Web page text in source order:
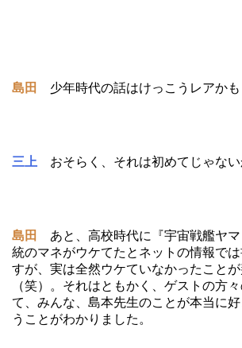
島田 少年時代の話はけっこうレアかも
三上 おそらく、それは初めてじゃない
島田 あと、高校時代に『宇宙戦艦ヤ
統のマネがウケてたとネットの情報で
すが、実は全然ウケていなかったこと
（笑）。それはともかく、ゲストの方
て、みんな、島本先生のことが本当に
うことがわかりました。